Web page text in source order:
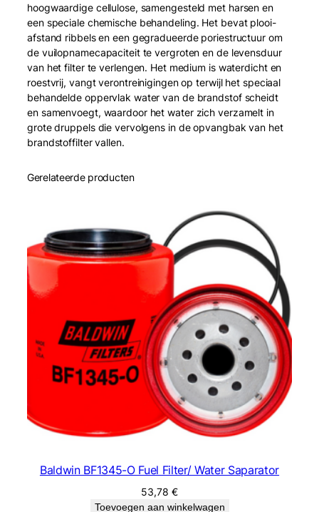
hoogwaardige cellulose, samengesteld met harsen en
een speciale chemische behandeling. Het bevat plooi-
afstand ribbels en een gegradueerde poriestructuur om
de vuilopnamecapaciteit te vergroten en de levensduur
van het filter te verlengen. Het medium is waterdicht en
roestvrij, vangt verontreinigingen op terwijl het speciaal
behandelde oppervlak water van de brandstof scheidt
en samenvoegt, waardoor het water zich verzamelt in
grote druppels die vervolgens in de opvangbak van het
brandstoffilter vallen.
Gerelateerde producten
Baldwin BF1345-O Fuel Filter/ Water Saparator
53,78 €
Toevoegen aan winkelwagen